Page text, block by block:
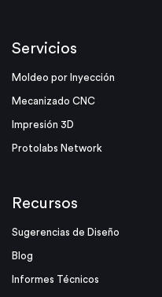
Servicios
Moldeo por Inyección
Mecanizado CNC
Impresión 3D
Protolabs Network
Recursos
Sugerencias de Diseño
Blog
Informes Técnicos